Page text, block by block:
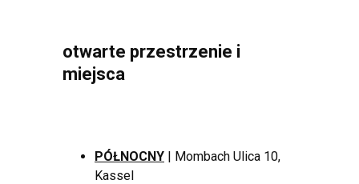
otwarte przestrzenie i
miejsca
PÓŁNOCNY | Mombach Ulica 10,
Kassel